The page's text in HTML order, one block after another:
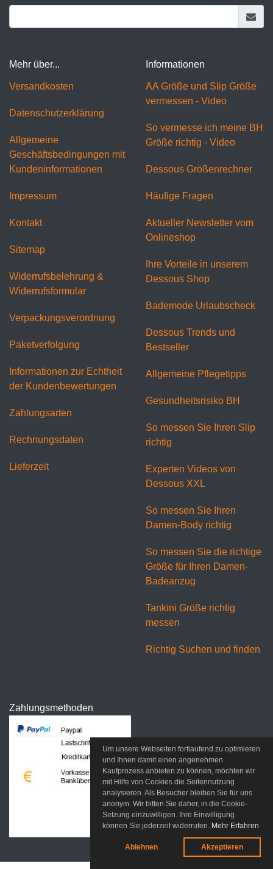
Mehr über...
Versandkosten
Datenschutzerklärung
Allgemeine
Geschäftsbedingungen mit
Kundeninformationen
Impressum
Kontakt
Sitemap
Widerrufsbelehrung &
Widerrufsformular
Verpackungsverordnung
Paketverfolgung
Informationen zur Echtheit
der Kundenbewertungen
Zahlungsarten
Rechnungsdaten
Lieferzeit
Informationen
AA Größe und Slip Größe
vermessen - Video
So vermesse ich meine BH
Größe richtig - Video
Dessous Größenrechner
Häufige Fragen
Aktueller Newsletter vom
Onlineshop
Ihre Vorteile in unserem
Dessous Shop
Bademode Urlaubscheck
Dessous Trends und
Bestseller
Allgemeine Pflegetipps
Gesundheitsrisiko BH
So messen Sie Ihren Slip
richtig
Experten Videos von
Dessous XXL
So messen Sie Ihren
Damen-Body richtig
So messen Sie die richtige
Größe für Ihren Damen-
Badeanzug
Tankini Größe richtig
messen
Richtig Suchen und finden
Zahlungsmethoden
Um unsere Webseiten fortlaufend zu optimieren
und Ihnen damit einen angenehmen
Kaufprozess anbieten zu können, möchten wir
mit Hilfe von Cookies die Seitennutzung
analysieren. Als Besucher bleiben Sie für uns
anonym. Wir bitten Sie daher, in die Cookie-
Setzung einzuwilligen. Ihre Einwilligung
können Sie jederzeit widerrufen. Mehr Erfahren
Ablehnen Akzeptieren